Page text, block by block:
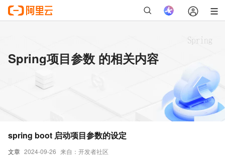
Spring项目参数 的相关内容
文章 2024-09-26 来自：开发者社区
spring boot 启动项目参数的设定